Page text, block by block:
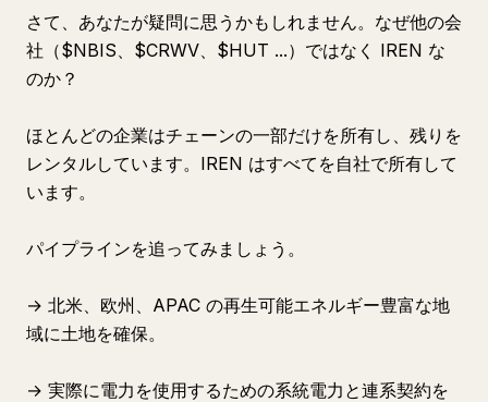
さて、あなたが疑問に思うかもしれません。なぜ他の会
社（$NBIS、$CRWV、$HUT ...）ではなく IREN な
のか？
ほとんどの企業はチェーンの一部だけを所有し、残りを
レンタルしています。IREN はすべてを自社で所有して
います。
パイプラインを追ってみましょう。
→ 北米、欧州、APAC の再生可能エネルギー豊富な地
域に土地を確保。
→ 実際に電力を使用するための系統電力と連系契約を